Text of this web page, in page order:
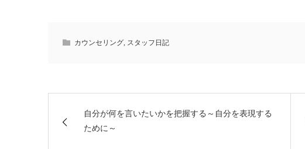
カウンセリング, スタッフ日記
自分が何を言いたいかを把握する～自分を表現する
ために～